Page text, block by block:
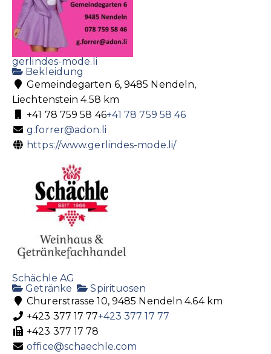
gerlindes-mode.li
Bekleidung
Gemeindegarten 6, 9485 Nendeln,
Liechtenstein 4.58 km
+41 78 759 58 46+41 78 759 58 46
g.forrer@adon.li
https://www.gerlindes-mode.li/
Schächle AG
Getränke
Spirituosen
Churerstrasse 10, 9485 Nendeln 4.64 km
+423 377 17 77+423 377 17 77
+423 377 17 78
office@schaechle.com